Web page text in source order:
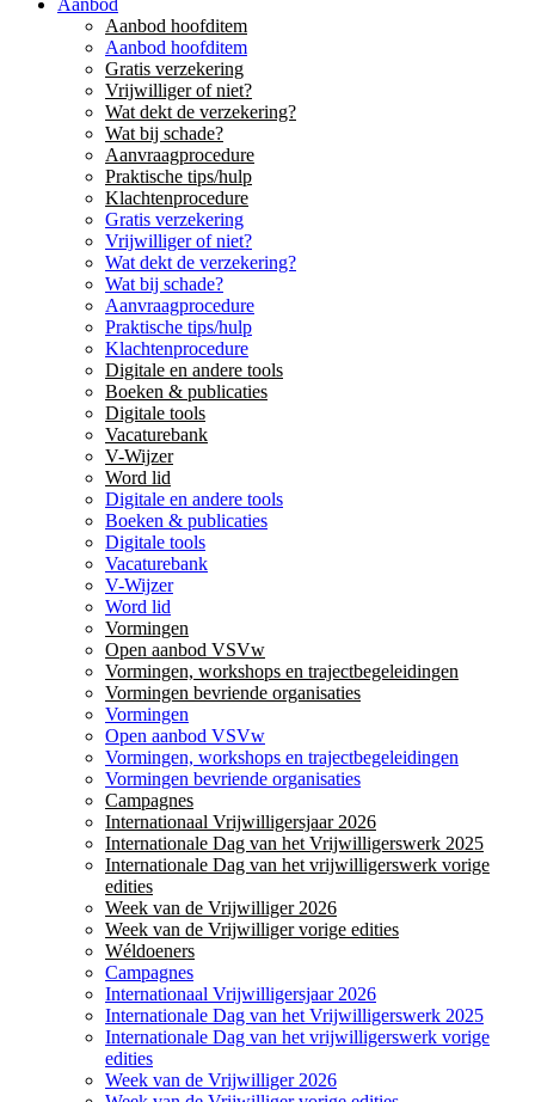
Aanbod
Aanbod hoofditem
Aanbod hoofditem
Gratis verzekering
Vrijwilliger of niet?
Wat dekt de verzekering?
Wat bij schade?
Aanvraagprocedure
Praktische tips/hulp
Klachtenprocedure
Gratis verzekering
Vrijwilliger of niet?
Wat dekt de verzekering?
Wat bij schade?
Aanvraagprocedure
Praktische tips/hulp
Klachtenprocedure
Digitale en andere tools
Boeken & publicaties
Digitale tools
Vacaturebank
V-Wijzer
Word lid
Digitale en andere tools
Boeken & publicaties
Digitale tools
Vacaturebank
V-Wijzer
Word lid
Vormingen
Open aanbod VSVw
Vormingen, workshops en trajectbegeleidingen
Vormingen bevriende organisaties
Vormingen
Open aanbod VSVw
Vormingen, workshops en trajectbegeleidingen
Vormingen bevriende organisaties
Campagnes
Internationaal Vrijwilligersjaar 2026
Internationale Dag van het Vrijwilligerswerk 2025
Internationale Dag van het vrijwilligerswerk vorige
edities
Week van de Vrijwilliger 2026
Week van de Vrijwilliger vorige edities
Wéldoeners
Campagnes
Internationaal Vrijwilligersjaar 2026
Internationale Dag van het Vrijwilligerswerk 2025
Internationale Dag van het vrijwilligerswerk vorige
edities
Week van de Vrijwilliger 2026